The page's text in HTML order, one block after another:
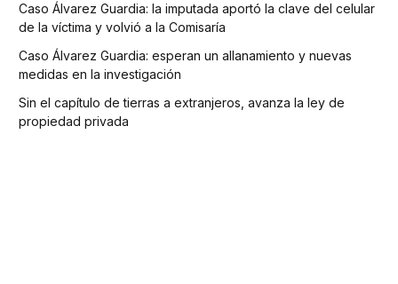
Caso Álvarez Guardia: la imputada aportó la clave del celular
de la víctima y volvió a la Comisaría
Caso Álvarez Guardia: esperan un allanamiento y nuevas
medidas en la investigación
Sin el capítulo de tierras a extranjeros, avanza la ley de
propiedad privada